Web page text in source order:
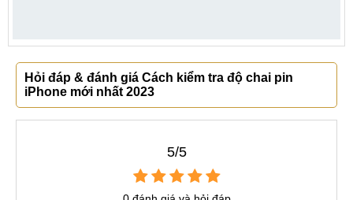
Hỏi đáp & đánh giá Cách kiểm tra độ chai pin
iPhone mới nhất 2023
5/5